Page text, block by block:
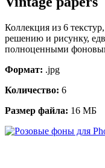
Коллекция из 6
решению и рисунку,
полноценными
Формат: .jpg
Количество: 6
Размер файла: 16 МБ